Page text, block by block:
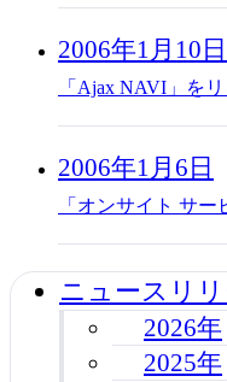
2006年1月10日
「Ajax NAVI」を
2006年1月6日
「オンサイト サ
ニュースリ
2026年
2025年